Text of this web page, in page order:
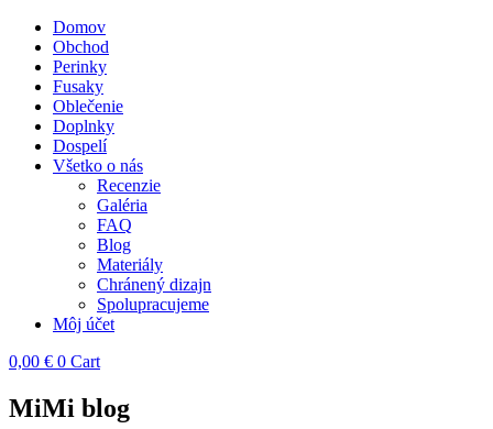
Domov
Obchod
Perinky
Fusaky
Oblečenie
Doplnky
Dospelí
Všetko o nás
Recenzie
Galéria
FAQ
Blog
Materiály
Chránený dizajn
Spolupracujeme
Môj účet
0,00 € 0 Cart
MiMi blog